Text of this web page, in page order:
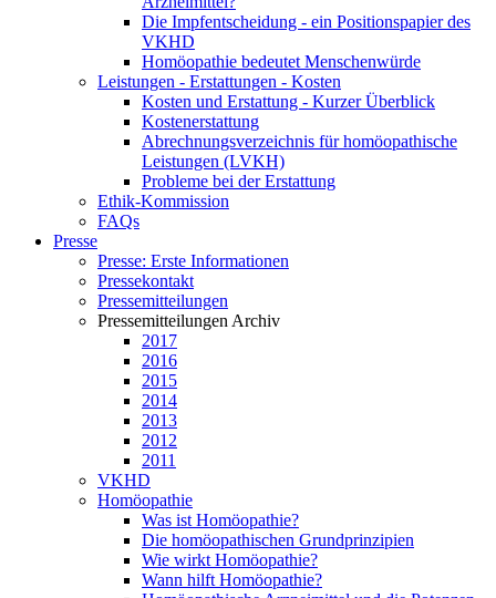
Die Impfentscheidung - ein Positionspapier des
VKHD
Homöopathie bedeutet Menschenwürde
Leistungen - Erstattungen - Kosten
Kosten und Erstattung - Kurzer Überblick
Kostenerstattung
Abrechnungsverzeichnis für homöopathische
Leistungen (LVKH)
Probleme bei der Erstattung
Ethik-Kommission
FAQs
Presse
Presse: Erste Informationen
Pressekontakt
Pressemitteilungen
Pressemitteilungen Archiv
2017
2016
2015
2014
2013
2012
2011
VKHD
Homöopathie
Was ist Homöopathie?
Die homöopathischen Grundprinzipien
Wie wirkt Homöopathie?
Wann hilft Homöopathie?